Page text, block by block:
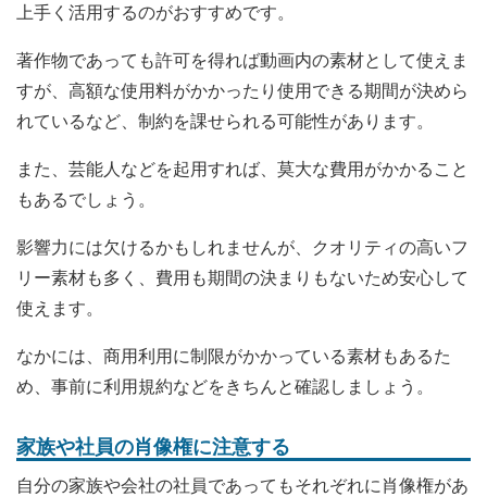
上手く活用するのがおすすめです。
著作物であっても許可を得れば動画内の素材として使えま
すが、高額な使用料がかかったり使用できる期間が決めら
れているなど、制約を課せられる可能性があります。
また、芸能人などを起用すれば、莫大な費用がかかること
もあるでしょう。
影響力には欠けるかもしれませんが、クオリティの高いフ
リー素材も多く、費用も期間の決まりもないため安心して
使えます。
なかには、商用利用に制限がかかっている素材もあるた
め、事前に利用規約などをきちんと確認しましょう。
家族や社員の肖像権に注意する
自分の家族や会社の社員であってもそれぞれに肖像権があ